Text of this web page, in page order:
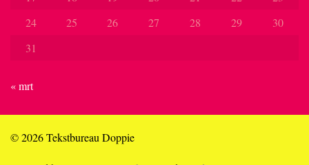
24
25 26 27 28 29
30
31
« mrt
© 2026 Tekstbureau Doppie